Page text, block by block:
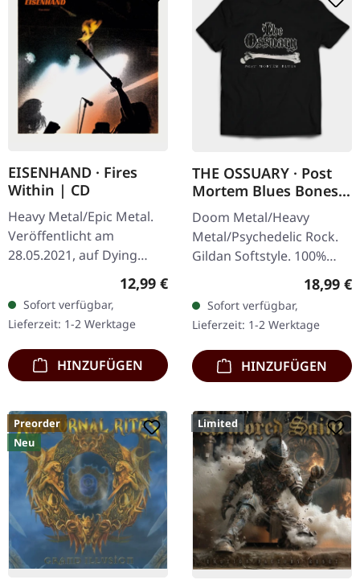
EISENHAND · Fires
Within | CD
Heavy Metal/Epic Metal.
Veröffentlicht am
28.05.2021, auf Dying
Victims Productions. CD
im Jewelcase mit Sticker.
Die österreichische
Heavy…
Regulärer Preis:
12,99 €
Sofort verfügbar,
Lieferzeit: 1-2 Werktage
HINZUFÜGEN
THE OSSUARY · Post
Mortem Blues Bones |
T-SHIRT
Doom Metal/Heavy
Metal/Psychedelic Rock.
Gildan Softstyle. 100%
Baumwolle. Druck auf18,99 €
Sofort verfügbar,
Lieferzeit: 1-2 Werktage
HINZUFÜGEN
Preorder
Neu
Limited